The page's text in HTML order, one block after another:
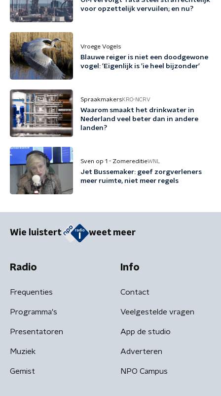
voor opzettelijk vervuilen; en nu?
Vroege Vogels
Blauwe reiger is niet een doodgewone
vogel: 'Eigenlijk is 'ie heel bijzonder'
SpraakmakersKRO-NCRV
Waarom smaakt het drinkwater in
Nederland veel beter dan in andere
landen?
Sven op 1 - ZomereditieWNL
Jet Bussemaker: geef zorgverleners
meer ruimte, niet meer regels
Wie luistert weet meer
Radio
Frequenties
Programma's
Presentatoren
Muziek
Gemist
Info
Contact
Veelgestelde vragen
App de studio
Adverteren
NPO Campus